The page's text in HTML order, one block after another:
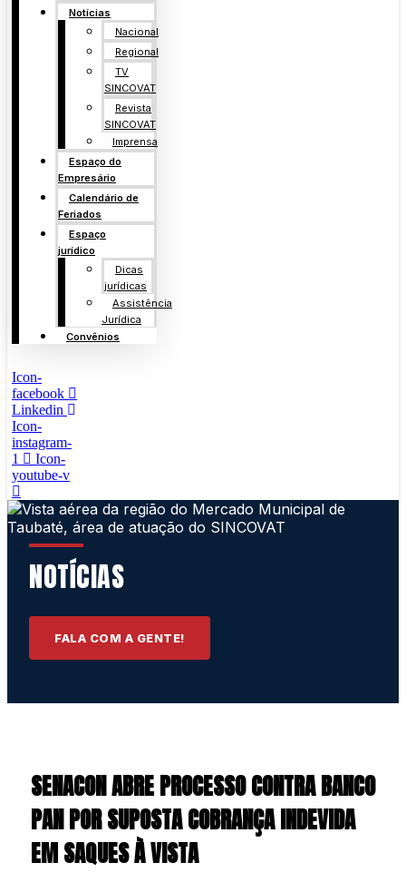
Notícias
Nacional
Regional
TV
SINCOVAT
Revista
SINCOVAT
Imprensa
Espaço do
Empresário
Calendário de
Feriados
Espaço
jurídico
Dicas
jurídicas
Assistência
Jurídica
Convênios
Icon-
facebook
Linkedin
Icon-
instagram-
1
Icon-
youtube-v
NOTÍCIAS
FALA COM A GENTE!
SENACON ABRE PROCESSO CONTRA BANCO
PAN POR SUPOSTA COBRANÇA INDEVIDA
EM SAQUES À VISTA